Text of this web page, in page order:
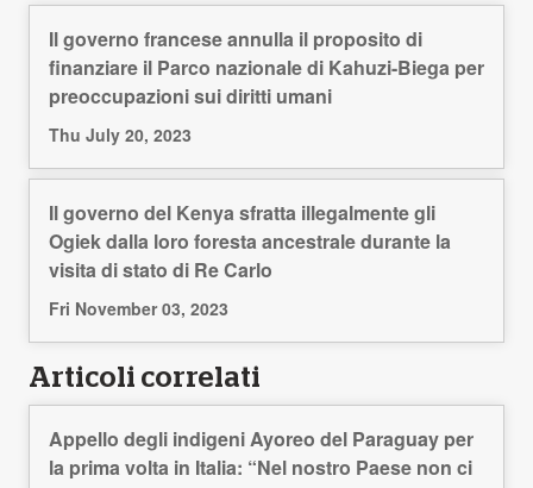
Il governo francese annulla il proposito di
finanziare il Parco nazionale di Kahuzi-Biega per
preoccupazioni sui diritti umani
Thu July 20, 2023
Il governo del Kenya sfratta illegalmente gli
Ogiek dalla loro foresta ancestrale durante la
visita di stato di Re Carlo
Fri November 03, 2023
Articoli correlati
Appello degli indigeni Ayoreo del Paraguay per
la prima volta in Italia: “Nel nostro Paese non ci